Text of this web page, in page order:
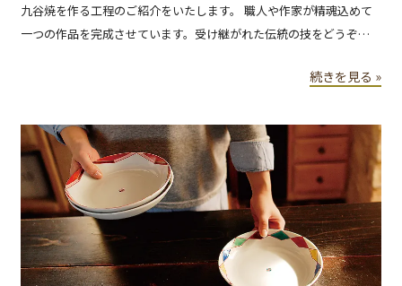
九谷焼を作る工程のご紹介をいたします。 職人や作家が精魂込めて
一つの作品を完成させています。受け継がれた伝統の技をどうぞご
続きを見る »